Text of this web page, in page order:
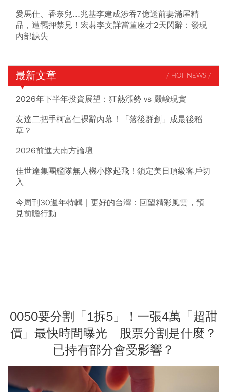
愛馬仕、香奈兒...兆基李建成涉吞7億送前妻滿屋精
品，遭羈押禁見！宏碁李文詳當董座才2天閃辭：發現
內部缺失
最新文章 / HOT NEWS /
2026年下半年投資展望：狂熱漲勢 vs 嚴峻現實
友達二把手柯富仁裸辭內幕！「落後群創」成最後稻
草？
2026前進大南方論壇
佳世達集團艦隊無人機小隊起飛！鎖定美日頂級客戶切
入
今周刊30週年特輯｜更好的台灣：回望精彩風雲，預
見前瞻行動
0050要分割「1拆5」！一張4萬「超甜
價」最快時間曝光 股票分割是什麼？
已持有部分會受影響？